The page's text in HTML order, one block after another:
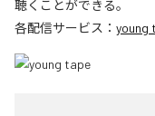
聴くことができる。
各配信サービス： young